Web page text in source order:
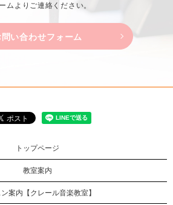
ムよりご連絡ください。
問い合わせフォーム
トップページ
教室案内
案内【クレール音楽教室】